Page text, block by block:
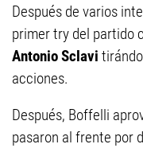
Después de varios
primer try del partido
Antonio Sclavi
acciones.
Después, Boffelli
pasaron al frente por